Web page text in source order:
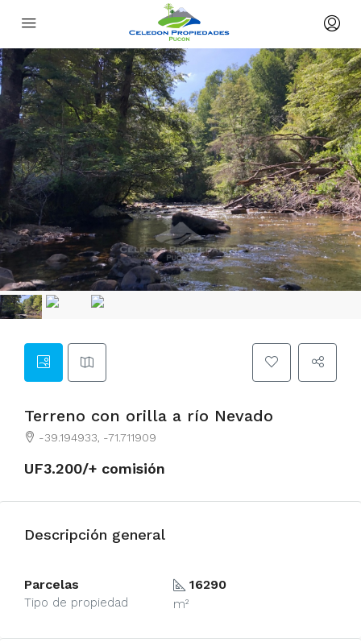
Terreno con orilla a río Nevado
-39.194933, -71.711909
UF3.200/+ comisión
Descripción general
Parcelas
Tipo de propiedad
16290
m²